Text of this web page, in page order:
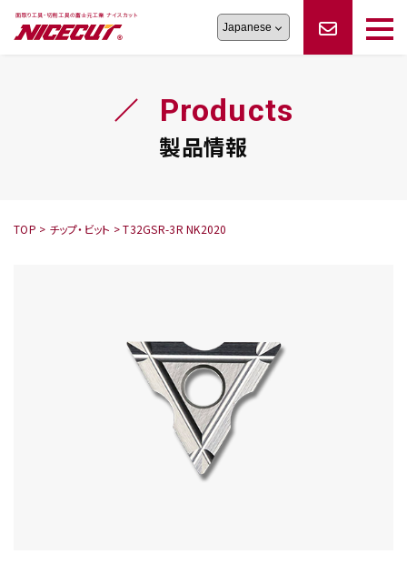
旋盤工具シリーズ
シリーズ
オーダー品依頼
フェイス・ショルダーシリーズかんたんオーダー
トラブルシューティング
ロックピンの逆ジメに注意
Products
製品情報
TOP > チップ・ビット >T32GSR-3R NK2020